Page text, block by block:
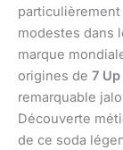
modestes dans
marque
origines de 7 Up
remarquable
Découverte
de ce soda